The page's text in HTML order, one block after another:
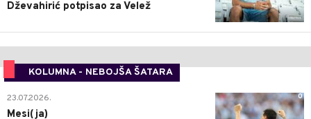
Dževahirić potpisao za Velež
KOLUMNA - NEBOJŠA ŠATARA
0
23.07.2026.
Mesi(ja)